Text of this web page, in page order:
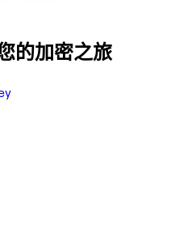
的加密之旅